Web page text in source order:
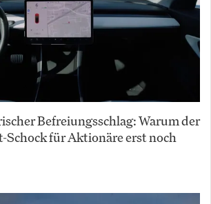
Befreiungsschlag: Warum der
für Aktionäre erst noch